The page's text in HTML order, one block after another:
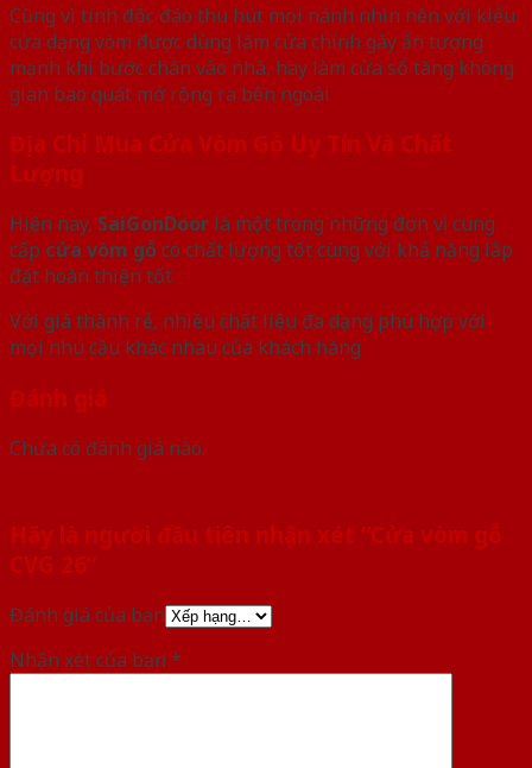
Cũng vì tính độc đáo thu hút mọi nánh nhìn nên với kiểu
cửa dạng vòm được dùng làm cửa chính gây ấn tượng
mạnh khi bước chân vào nhà, hay làm cửa sổ tăng không
gian bao quát mở rộng ra bên ngoài
Địa Chỉ Mua Cửa Vòm Gỗ Uy Tín Và Chất
Lượng
Hiện nay, SaiGonDoor là một trong những đơn vị cung
cấp cửa vòm gỗ có chất lượng tốt cùng với khả năng lắp
đặt hoàn thiện tốt
Với giá thành rẻ, nhiều chất liệu đa dạng phù hợp với
mọi nhu cầu khác nhau của khách hàng
Đánh giá
Chưa có đánh giá nào.
Hãy là người đầu tiên nhận xét “Cửa vòm gỗ
CVG 26”
Đánh giá của bạn
Nhận xét của bạn *